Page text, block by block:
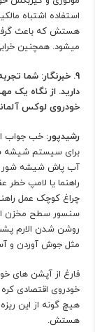
استفاده اشتباه
هستش که باعث
میشود. همچنین
9. خبرنگار: شما
دارید. از نگاه یک
خودروی لوکس
رشیدپور:خب جواب
برای سیستم شیشه
آب پاش شیشه شور
راهنما یا لامپ
چراغ کوچک عمل
سنسور‌ سطح مخزن اب
روشن شدن الارم
مثل جوش آوردن و
فارغ از آپشن های
خودروی اقتصادی
هیچ گونه از این
هستش.